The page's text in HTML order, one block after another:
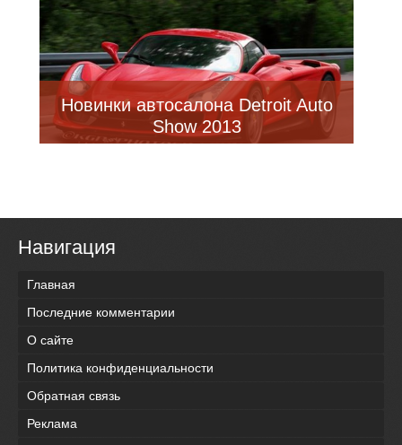
Новинки автосалона Detroit Auto
Show 2013
Навигация
Главная
Последние комментарии
О сайте
Политика конфиденциальности
Обратная связь
Реклама